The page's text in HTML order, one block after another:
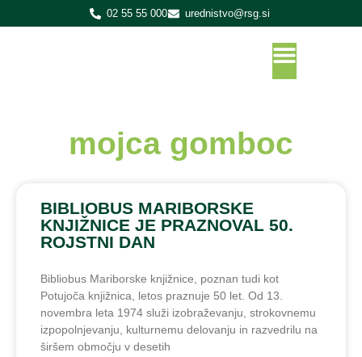
02 55 55 000 urednistvo@rsg.si
mojca gomboc
BIBLIOBUS MARIBORSKE
KNJIŽNICE JE PRAZNOVAL 50.
ROJSTNI DAN
Bibliobus Mariborske knjižnice, poznan tudi kot
Potujoča knjižnica, letos praznuje 50 let. Od 13.
novembra leta 1974 služi izobraževanju, strokovnemu
izpopolnjevanju, kulturnemu delovanju in razvedrilu na
širšem območju v desetih